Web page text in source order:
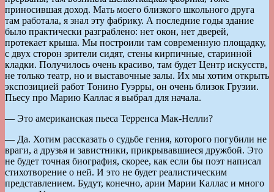
приносившая доход. Мать моего близкого школьного друга
там работала, я знал эту фабрику. А последние годы здание
было практически разграблено: нет окон, нет дверей,
протекает крыша. Мы построили там современную площадку,
с двух сторон зрители сидят, стены кирпичные, старинной
кладки. Получилось очень красиво, там будет Центр искусств,
не только театр, но и выставочные залы. Их мы хотим открыть
экспозицией работ Тонино Гуэрры, он очень близок Грузии.
Пьесу про Марию Каллас я выбрал для начала.
— Это американская пьеса Терренса Мак-Нелли?
— Да. Хотим рассказать о судьбе гения, которого погубили не
враги, а друзья и завистники, прикрывавшиеся дружбой. Это
не будет точная биография, скорее, как если бы поэт написал
стихотворение о ней. И это не будет реалистическим
представлением. Будут, конечно, арии Марии Каллас и много